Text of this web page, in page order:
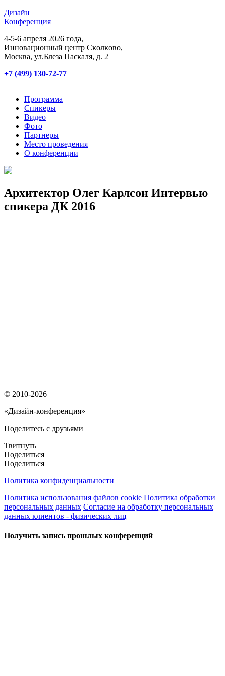
Дизайн
Конференция
4-5-6 апреля 2026 года,
Инновационный центр Сĸолĸово,
Мосĸва, ул.Блеза Пасĸаля, д. 2
+7 (499) 130-72-77
Программа
Спикеры
Видео
Фото
Партнеры
Место проведения
О конференции
Архитектор Олег Карлсон Интервью
спикера ДК 2016
© 2010-2026
«Дизайн-конференция»
Поделитесь с друзьями
Твитнуть
Поделиться
Поделиться
Политика конфиденциальности
Политика использования файлов cookie Политика обработки
персональных данных Согласие на обработку персональных
данных клиентов - физических лиц
Получить запись прошлых конференций